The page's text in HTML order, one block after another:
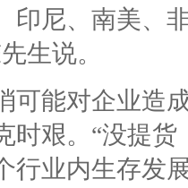
印尼、南美、
生说。
可能对企业造
时艰。“没提
行业内生存发